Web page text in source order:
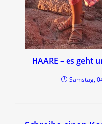
HAARE – es geht
Samstag,